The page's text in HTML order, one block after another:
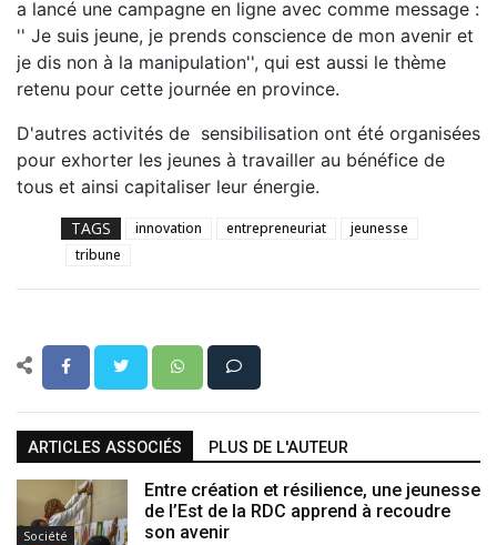
a lancé une campagne en ligne avec comme message :
'' Je suis jeune, je prends conscience de mon avenir et
je dis non à la manipulation'', qui est aussi le thème
retenu pour cette journée en province.
D'autres activités de sensibilisation ont été organisées
pour exhorter les jeunes à travailler au bénéfice de
tous et ainsi capitaliser leur énergie.
TAGS innovation entrepreneuriat
jeunesse
tribune
ARTICLES ASSOCIÉS PLUS DE L'AUTEUR
Société
Entre création et résilience, une jeunesse
de l’Est de la RDC apprend à recoudre
son avenir